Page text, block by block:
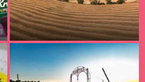
Oasi nella Crescita Plasmon:
la filiera di cura che parte dal
campo...